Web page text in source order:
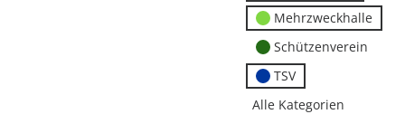
Mehrzweckhalle
Schützenverein
TSV
Alle Kategorien